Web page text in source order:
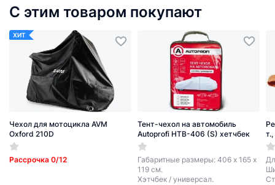
С этим товаром покупают
ХИТ
Чехол для мотоцикла AVM
Oxford 210D
Рассрочка 0/12
Тент-чехол на автомобиль
Autoprofi HTB-406 (S) хетчбек
Габаритные размеры: 406 х 165 х
119 см.
Хэтчбек / универсал.